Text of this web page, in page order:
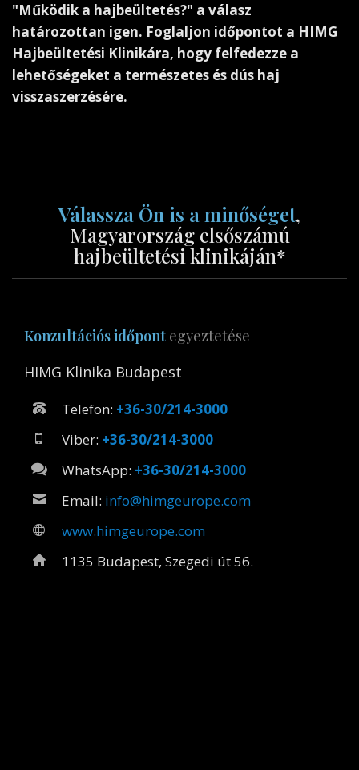
"Működik a hajbeültetés?" a válasz
határozottan igen. Foglaljon időpontot a HIMG
Hajbeültetési Klinikára, hogy felfedezze a
lehetőségeket a természetes és dús haj
visszaszerzésére.
Válassza Ön is a minőséget
HIMG Klinika Budapest
+36-30/214-3000
+36-30/214-3000
+36-30/214-3000
info@himgeurope.com
www.himgeurope.com